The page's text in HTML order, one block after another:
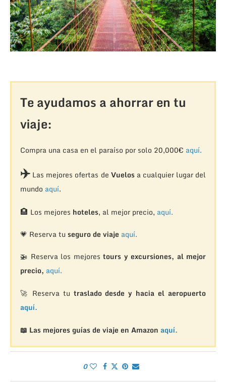
Te ayudamos a ahorrar en tu
viaje:
Compra una casa en el paraíso por solo 20,000€ aquí.
✈️Las mejores ofertas de Vuelosa cualquier lugar del
mundo aquí.
🏨 Los mejores hoteles, al mejor precio, aquí.
💗 Reserva tu seguro de viaje aquí.
🚁 Reserva los mejorestours y excursiones, al mejor
precio, aquí.
🚀 Reserva tu traslado desde y hacia el aeropuerto
aquí.
📖 Las mejores guías de viaje en Amazon aquí.
0